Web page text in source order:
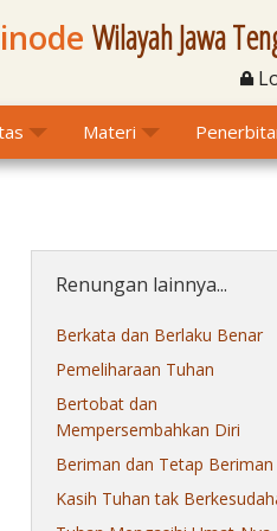
Wilayah Jawa
Materi
Renungan lainnya...
Berkata dan Berlaku Benar
Pemeliharaan Tuhan
Bertobat dan
Mempersembahkan Diri
Beriman dan Tetap Beriman
Kasih Tuhan tak